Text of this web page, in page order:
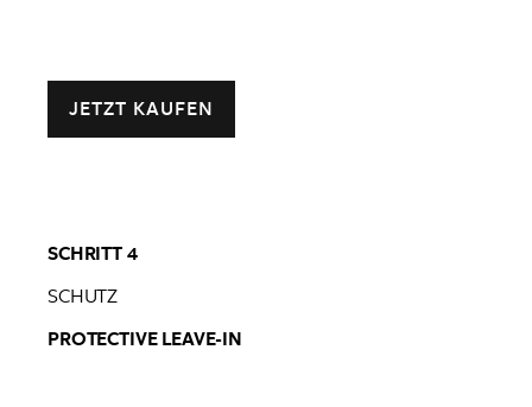
JETZT KAUFEN
SCHRITT 4
SCHUTZ
PROTECTIVE LEAVE-IN